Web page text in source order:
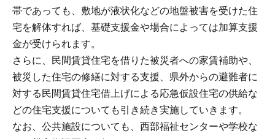
帯であっても、敷地が液状化などの地盤被害を受けた住
宅を解体すれば、基礎支援金や場合によっては加算支援
金が受けられます。
さらに、民間賃貸住宅を借りた被災者への家賃補助や、
被災した住宅の修繕に対する支援、県外からの避難者に
対する民間賃貸住宅借上げによる応急仮設住宅の供給な
どの住宅支援についても引き続き実施していきます。
なお、公共施設についても、西部福祉センターや学校な